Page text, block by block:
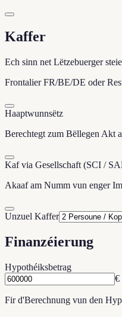
Kaffer
Ech sinn net Lëtzebuerger
Frontalier FR/BE/DE oder
Haaptwunnsëtz
Berechtegt zum Bëllegen Akt
Kaf via Gesellschaft (SCI /
Akaaf am Numm vun enger
Unzuel Kaffer
Finanzéierung
Hypothéiksbetrag
€
Fir d'Berechnung vun den